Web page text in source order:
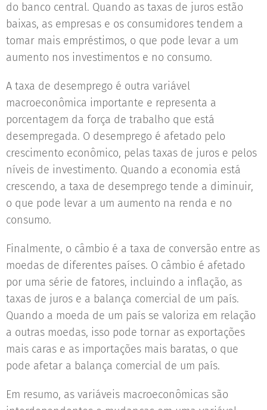
do banco central. Quando as taxas de juros estão
baixas, as empresas e os consumidores tendem a
tomar mais empréstimos, o que pode levar a um
aumento nos investimentos e no consumo.
A taxa de desemprego é outra variável
macroeconômica importante e representa a
porcentagem da força de trabalho que está
desempregada. O desemprego é afetado pelo
crescimento econômico, pelas taxas de juros e pelos
níveis de investimento. Quando a economia está
crescendo, a taxa de desemprego tende a diminuir,
o que pode levar a um aumento na renda e no
consumo.
Finalmente, o câmbio é a taxa de conversão entre as
moedas de diferentes países. O câmbio é afetado
por uma série de fatores, incluindo a inflação, as
taxas de juros e a balança comercial de um país.
Quando a moeda de um país se valoriza em relação
a outras moedas, isso pode tornar as exportações
mais caras e as importações mais baratas, o que
pode afetar a balança comercial de um país.
Em resumo, as variáveis macroeconômicas são